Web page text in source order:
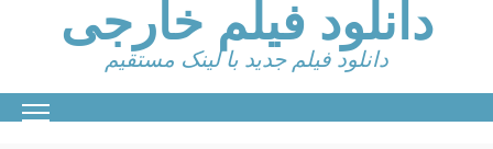
دانلود فیلم خارجی
دانلود فیلم جدید با لینک مستقیم